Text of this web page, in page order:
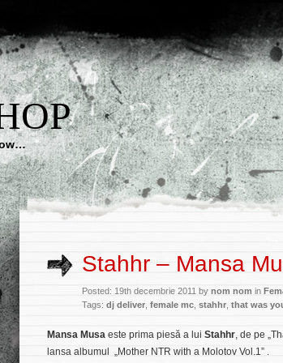
Stahhr – Mansa
Posted: 19th decembrie 2011 by nom nom in
Tags: dj deliver female mc stahhr that was
Mansa Musa este prima piesă a lui Stahhr, de pe
lansa albumul
„Mother NTR with a Molotov Vol.1” .